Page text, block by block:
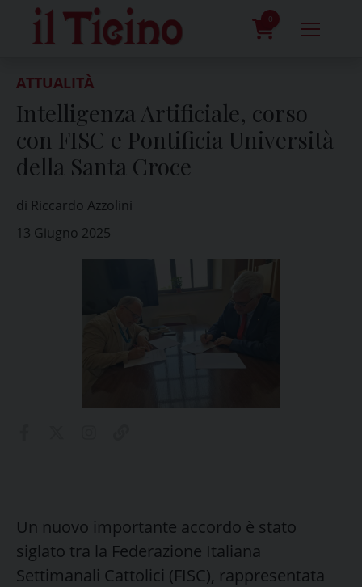
content
0
ATTUALITÀ
Intelligenza Artificiale, corso
con FISC e Pontificia Università
della Santa Croce
di Riccardo Azzolini
13 Giugno 2025
Un nuovo importante accordo è stato
siglato tra la Federazione Italiana
Settimanali Cattolici (FISC), rappresentata